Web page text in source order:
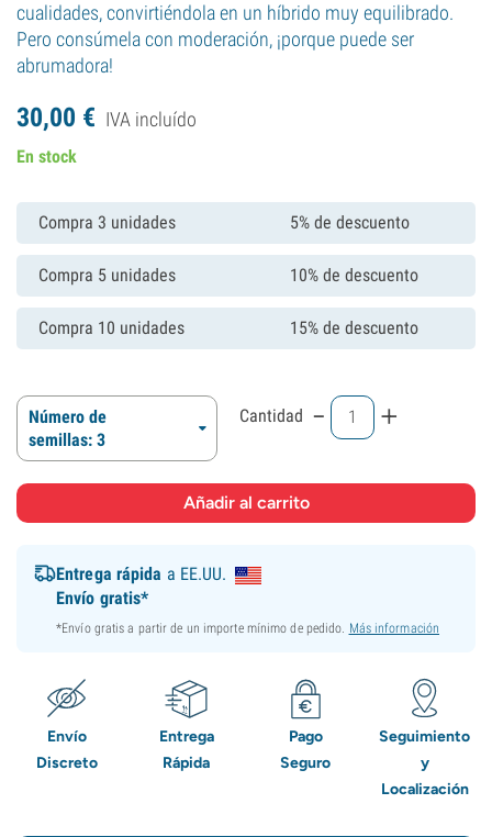
cualidades, convirtiéndola en un híbrido muy equilibrado.
Pero consúmela con moderación, ¡porque puede ser
abrumadora!
30,00 € IVA incluído
En stock
Compra 3 unidades 5% de descuento
Compra 5 unidades 10% de descuento
Compra 10 unidades 15% de descuento
Número de
semillas: 3
Cantidad - +
Entrega rápida a EE.UU.
Envío gratis*
*Envío gratis a partir de un importe mínimo de pedido. Más información
Envío
Discreto
Entrega
Rápida
Pago
Seguro
Seguimiento
y
Localización